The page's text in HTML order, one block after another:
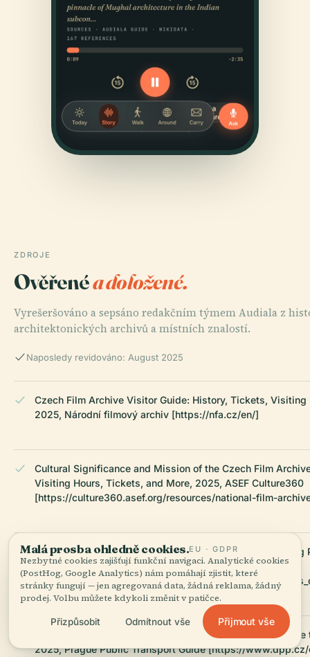
ZDROJE
Ověřenéa doložené.
Vyrešeršováno a sepsáno redakčním týmem Audiala z
architektonických archivů a místních znalostí.
Naposledy revidováno: August 2025
Czech Film Archive Visitor Guide: History, Tickets,
2025, Národní filmový archiv [https://nfa.cz/en/]
Cultural Significance and Mission of the Czech Film
Visiting Hours, Tickets, and More, 2025, ASEF Culture360
[https://culture360.asef.org/resources/national-film-
Czech Film Archive: Visiting Hours, Tickets, and Exploring
European Film Gateway
[https://www.europeanfilmgateway.eu/about_efg/
Czech Film Archive Visiting Hours and Tickets: Your Guide
2025, Prague Public Transport Guide [https://
Malá prosba ohledně cookies.EU · GDPR
Nezbytné cookies zajišťují funkční navigaci. Analytické cookies
(PostHog, Google Analytics) nám pomáhají zjistit, které
stránky fungují — jen agregovaná data, žádná reklama, žádný
prodej. Volbu můžete kdykoli změnit v patičce.
Přizpůsobit Odmítnout vše Přijmout vše